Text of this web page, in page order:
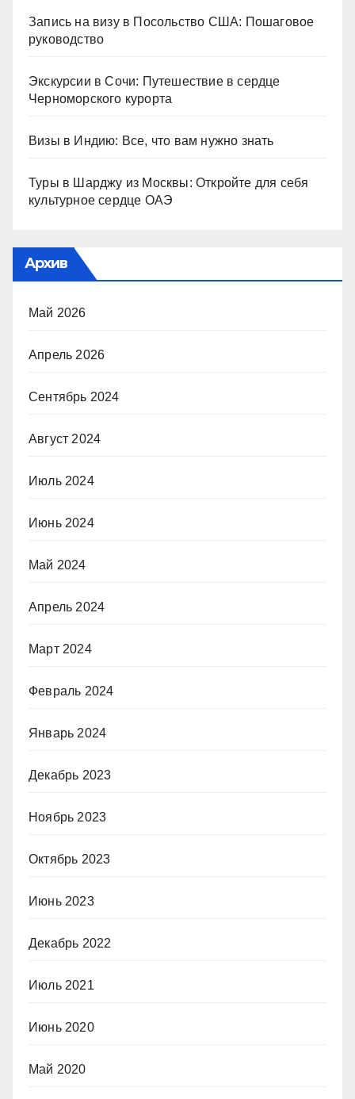
Запись на визу в Посольство США: Пошаговое
руководство
Экскурсии в Сочи: Путешествие в сердце
Черноморского курорта
Визы в Индию: Все, что вам нужно знать
Туры в Шарджу из Москвы: Откройте для себя
культурное сердце ОАЭ
Архив
Май 2026
Апрель 2026
Сентябрь 2024
Август 2024
Июль 2024
Июнь 2024
Май 2024
Апрель 2024
Март 2024
Февраль 2024
Январь 2024
Декабрь 2023
Ноябрь 2023
Октябрь 2023
Июнь 2023
Декабрь 2022
Июль 2021
Июнь 2020
Май 2020